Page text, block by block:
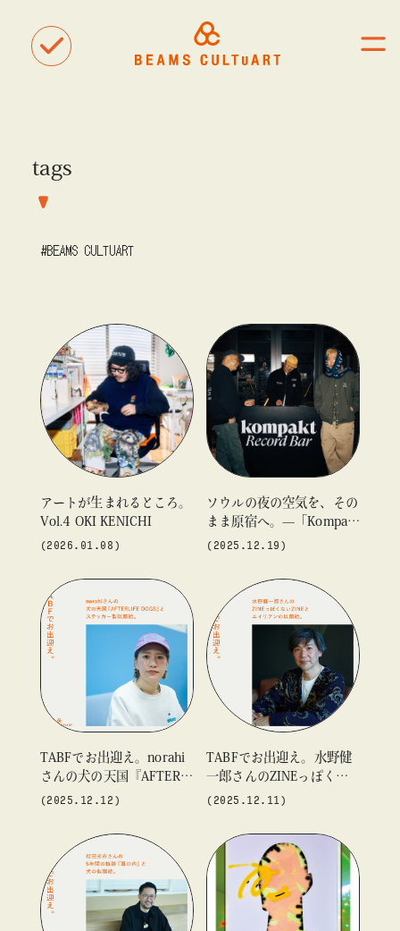
blog blog blog
#ART #BEAMS CULTUART
#アート
#アートが生まれるところ
#アートフェア
#アイドル
#アトリエ #アニメ
#エンタメ
#ギャラリー
#グッズ
#デザイン
#ビームス カルチャー ト 高輪
#ビームス ジャパン
#ファッション
#フェニカ
#マンガ
#モノ・カルチャー図録
#ライブ #レコード
#写真
#抽選販売
#漫画 #現代アート #絵画
#美術館
tags
#BEAMS CULTUART
アートが生まれるところ。
Vol.4 OKI KENICHI
(2026.01.08)
ソウルの夜の空気を、その
まま原宿へ。—「Kompakt
Record Bar®」1日限りのP
(2025.12.19)
TABFでお出迎え。norahi
さんの犬の天国『AFTERLI
FE DOGS』とステッカー型
(2025.12.12)
TABFでお出迎え。水野健
一郎さんのZINEっぽくな
いZINEとエイリアンの以
(2025.12.11)